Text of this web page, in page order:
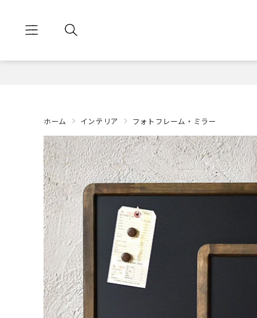
ホーム インテリア フォトフレーム・ミラー